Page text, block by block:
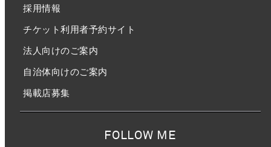
採用情報
チケット利用者予約サイト
法人向けのご案内
自治体向けのご案内
掲載店募集
FOLLOW ME